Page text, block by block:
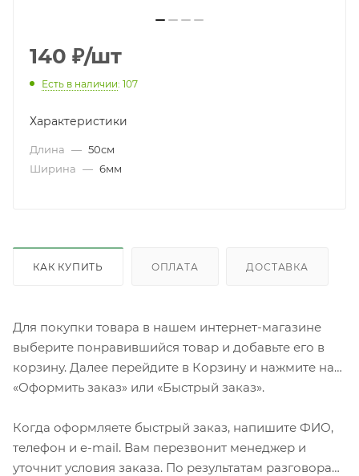
140 ₽/шт
Есть в наличии: 107
Характеристики
Длина — 50см
Ширина — 6мм
КАК КУПИТЬ ОПЛАТА ДОСТАВКА
Для покупки товара в нашем интернет-магазине
выберите понравившийся товар и добавьте его в
корзину. Далее перейдите в Корзину и нажмите на
«Оформить заказ» или «Быстрый заказ».
Когда оформляете быстрый заказ, напишите ФИО,
телефон и e-mail. Вам перезвонит менеджер и
уточнит условия заказа. По результатам разговора